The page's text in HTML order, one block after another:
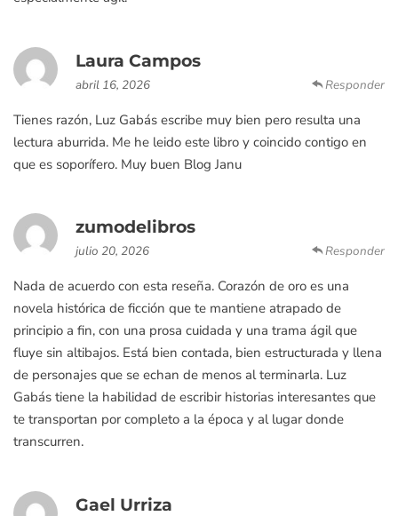
Laura Campos
abril 16, 2026 Responder
Tienes razón, Luz Gabás escribe muy bien pero resulta una
lectura aburrida. Me he leido este libro y coincido contigo en
que es soporífero. Muy buen Blog Janu
zumodelibros
julio 20, 2026 Responder
Nada de acuerdo con esta reseña. Corazón de oro es una
novela histórica de ficción que te mantiene atrapado de
principio a fin, con una prosa cuidada y una trama ágil que
fluye sin altibajos. Está bien contada, bien estructurada y llena
de personajes que se echan de menos al terminarla. Luz
Gabás tiene la habilidad de escribir historias interesantes que
te transportan por completo a la época y al lugar donde
transcurren.
Gael Urriza